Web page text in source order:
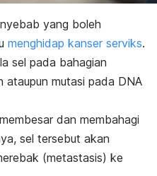
yang boleh
menghidap kanser serviks.
sel pada bahagian
ataupun mutasi pada DNA
dan membahagi
sel tersebut akan
(metastasis) ke